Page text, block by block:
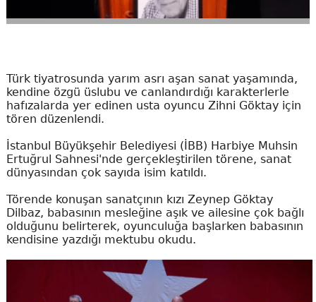
Türk tiyatrosunda yarım asrı aşan sanat yaşamında,
kendine özgü üslubu ve canlandırdığı karakterlerle
hafızalarda yer edinen usta oyuncu Zihni Göktay için
tören düzenlendi.
İstanbul Büyükşehir Belediyesi (İBB) Harbiye Muhsin
Ertuğrul Sahnesi'nde gerçekleştirilen törene, sanat
dünyasından çok sayıda isim katıldı.
Törende konuşan sanatçının kızı Zeynep Göktay
Dilbaz, babasının mesleğine aşık ve ailesine çok bağlı
olduğunu belirterek, oyunculuğa başlarken babasının
kendisine yazdığı mektubu okudu.